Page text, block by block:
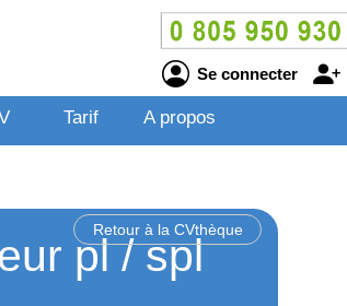
Se connecter
Tarif A propos
Retour à la CVthèque
pl / spl